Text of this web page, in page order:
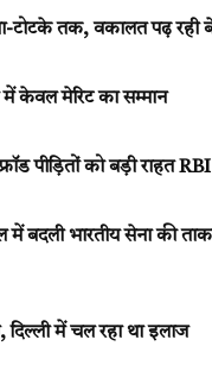
टोटके तक, वकालत पढ़ रही
में केवल मेरिट का सम्मान
पीड़ितों को बड़ी राहत
बदली भारतीय सेना की
दिल्ली में चल रहा था इलाज